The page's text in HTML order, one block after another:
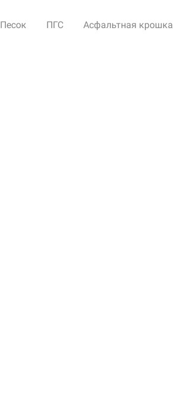
Песок ПГС Асфальтная крошка